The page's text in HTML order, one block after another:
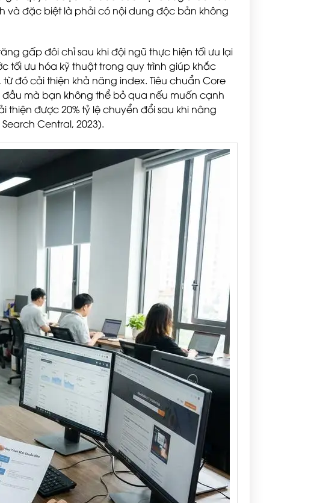
và đặc biệt là phải có nội dung độc bản không
gấp đôi chỉ sau khi đội ngũ thực hiện tối ưu lại
tối ưu hóa kỹ thuật trong quy trình giúp khắc
đó cải thiện khả năng index. Tiêu chuẩn Core
mà bạn không thể bỏ qua nếu muốn cạnh
được 20% tỷ lệ chuyển đổi sau khi nâng
Central, 2023).